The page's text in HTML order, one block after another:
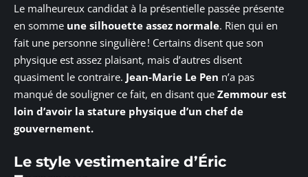
Le malheureux candidat à la présentielle passée présente
en somme une silhouette assez normale. Rien qui en
fait une personne singulière ! Certains disent que son
physique est assez plaisant, mais d’autres disent
quasiment le contraire. Jean-Marie Le Pen n’a pas
manqué de souligner ce fait, en disant que Zemmour est
loin d’avoir la stature physique d’un chef de
gouvernement.
Le style vestimentaire d’Éric